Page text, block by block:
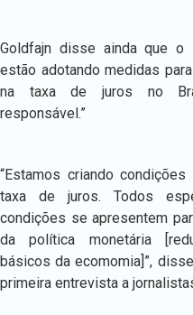
Goldfajn disse ainda que o
estão adotando medidas
na taxa de juros no
responsável.”
“Estamos criando
taxa de juros. Todos
condições se apresentem
da política monetária
básicos da ecomomia]”,
primeira entrevista a